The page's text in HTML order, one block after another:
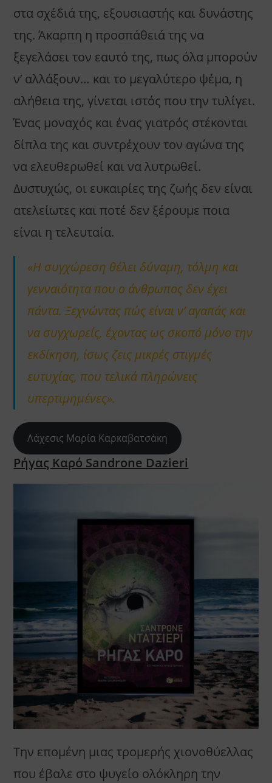
στα σχέδιά της, εξουσιαστής και δυνάστης
της. Άκαρπη η προσπάθειά της να
ξεγελάσει τον εαυτό της, πως όλα μπορούν
ν’ αλλάξουν… και το μεγαλύτερο ψέμα, η
αλήθεια της, γίνεται ιστός που την τυλίγει.
Ένας μοναχός και ένας γιατρός στέκονται
δίπλα της και συντρέχουν τον αγώνα της
να ελευθερωθεί και να λυτρωθεί.
Δυστυχώς, οι ευκαιρίες της ζωής δεν είναι
ατελείωτες και ποτέ δεν ξέρουμε ποια
είναι η τελευταία.
«Η συγχώρεση θέλει δύναμη, τόλμη και
γενναιότητα που ο άνθρωπος δεν έχει
πάντα. Ξεχνώντας πώς είναι ν’ αγαπάς και
να συγχωρείς, έχοντας ως σκοπό μόνο την
εκδίκηση, ίσως ζεις μικρές στιγμές
ευτυχίας, που τελικά πληρώνεις
υπερτιμημένες».
Λάχεσις Μαρία Καρκαβατσάκη
Ρήγας Καρό Sandrone Dazieri
Την επομένη μιας τρομερής χιονοθύελλας
που έβαλε στο ψυγείο ολόκληρη την